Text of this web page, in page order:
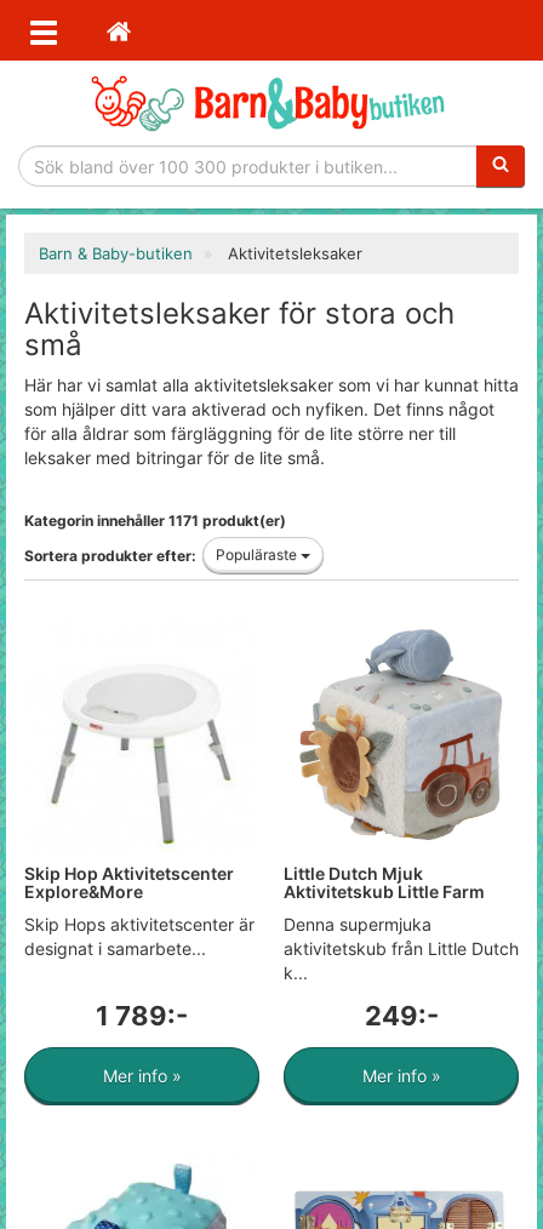
Barn & Baby-butiken Aktivitetsleksaker
Aktivitetsleksaker för stora och
små
Här har vi samlat alla aktivitetsleksaker som vi har kunnat hitta
som hjälper ditt vara aktiverad och nyfiken. Det finns något
för alla åldrar som färgläggning för de lite större ner till
leksaker med bitringar för de lite små.
Kategorin innehåller 1171 produkt(er)
Sortera produkter efter:
Populäraste
Skip Hop Aktivitetscenter
Explore&More
Skip Hops aktivitetscenter är
designat i samarbete...
1 789:-
Mer info »
Little Dutch Mjuk
Aktivitetskub Little Farm
Denna supermjuka
aktivitetskub från Little Dutch
k...
249:-
Mer info »